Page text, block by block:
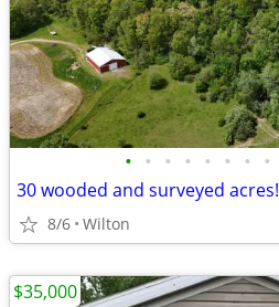
• • • • • • • •
30 wooded and surveyed acres!
8/6 Wilton
$35,000